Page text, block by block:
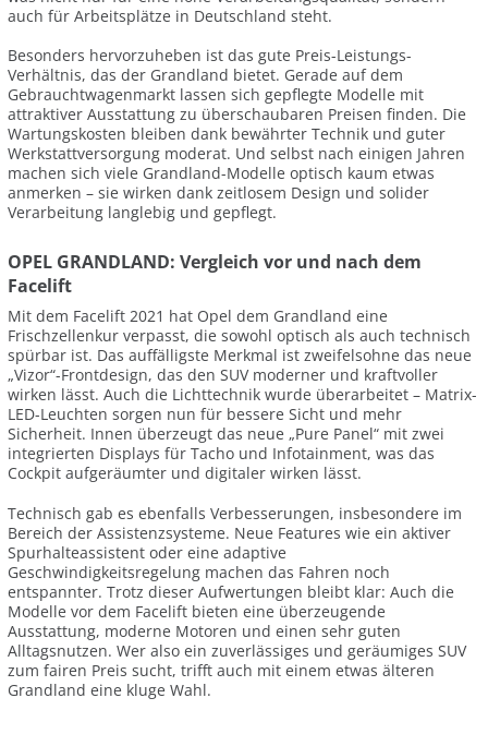
auch für Arbeitsplätze in Deutschland steht.
Besonders hervorzuheben ist das gute Preis-Leistungs-
Verhältnis, das der Grandland bietet. Gerade auf dem
Gebrauchtwagenmarkt lassen sich gepflegte Modelle mit
attraktiver Ausstattung zu überschaubaren Preisen finden. Die
Wartungskosten bleiben dank bewährter Technik und guter
Werkstattversorgung moderat. Und selbst nach einigen Jahren
machen sich viele Grandland-Modelle optisch kaum etwas
anmerken – sie wirken dank zeitlosem Design und solider
Verarbeitung langlebig und gepflegt.
OPEL GRANDLAND: Vergleich vor und nach dem
Facelift
Mit dem Facelift 2021 hat Opel dem Grandland eine
Frischzellenkur verpasst, die sowohl optisch als auch technisch
spürbar ist. Das auffälligste Merkmal ist zweifelsohne das neue
„Vizor“-Frontdesign, das den SUV moderner und kraftvoller
wirken lässt. Auch die Lichttechnik wurde überarbeitet – Matrix-
LED-Leuchten sorgen nun für bessere Sicht und mehr
Sicherheit. Innen überzeugt das neue „Pure Panel“ mit zwei
integrierten Displays für Tacho und Infotainment, was das
Cockpit aufgeräumter und digitaler wirken lässt.
Technisch gab es ebenfalls Verbesserungen, insbesondere im
Bereich der Assistenzsysteme. Neue Features wie ein aktiver
Spurhalteassistent oder eine adaptive
Geschwindigkeitsregelung machen das Fahren noch
entspannter. Trotz dieser Aufwertungen bleibt klar: Auch die
Modelle vor dem Facelift bieten eine überzeugende
Ausstattung, moderne Motoren und einen sehr guten
Alltagsnutzen. Wer also ein zuverlässiges und geräumiges SUV
zum fairen Preis sucht, trifft auch mit einem etwas älteren
Grandland eine kluge Wahl.